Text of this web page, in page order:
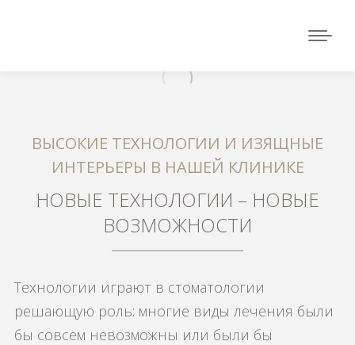
ВЫСОКИЕ ТЕХНОЛОГИИ И ИЗЯЩНЫЕ
ИНТЕРЬЕРЫ В НАШЕЙ КЛИНИКЕ
НОВЫЕ ТЕХНОЛОГИИ – НОВЫЕ
ВОЗМОЖНОСТИ
Технологии играют в стоматологии
решающую роль: многие виды лечения были
бы совсем невозможны или были бы